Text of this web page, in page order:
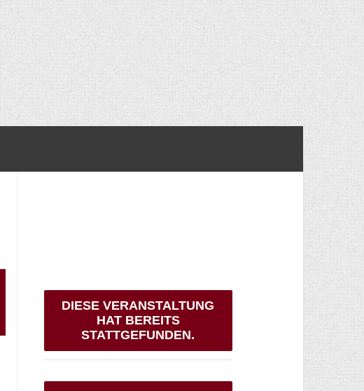
DIESE VERANSTALTUNG
HAT BEREITS
STATTGEFUNDEN.